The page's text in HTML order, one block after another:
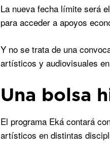
La nueva fecha límite será
para acceder a apoyos
Y no se trata de una
artísticos y audiovisuales
Una bolsa
El programa Eká contará
artísticos en distintas